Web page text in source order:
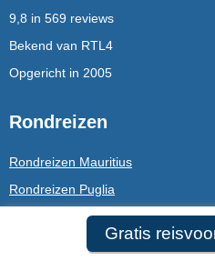
Gratis
9,8 in 569 reviews
Bekend van RTL4
Opgericht in 2005
Rondreizen
Rondreizen Mauritius
Rondreizen Puglia
Rondreizen Ijsland
Dubai / Malediven combinatie